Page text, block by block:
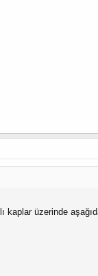
kaplar üzerinde